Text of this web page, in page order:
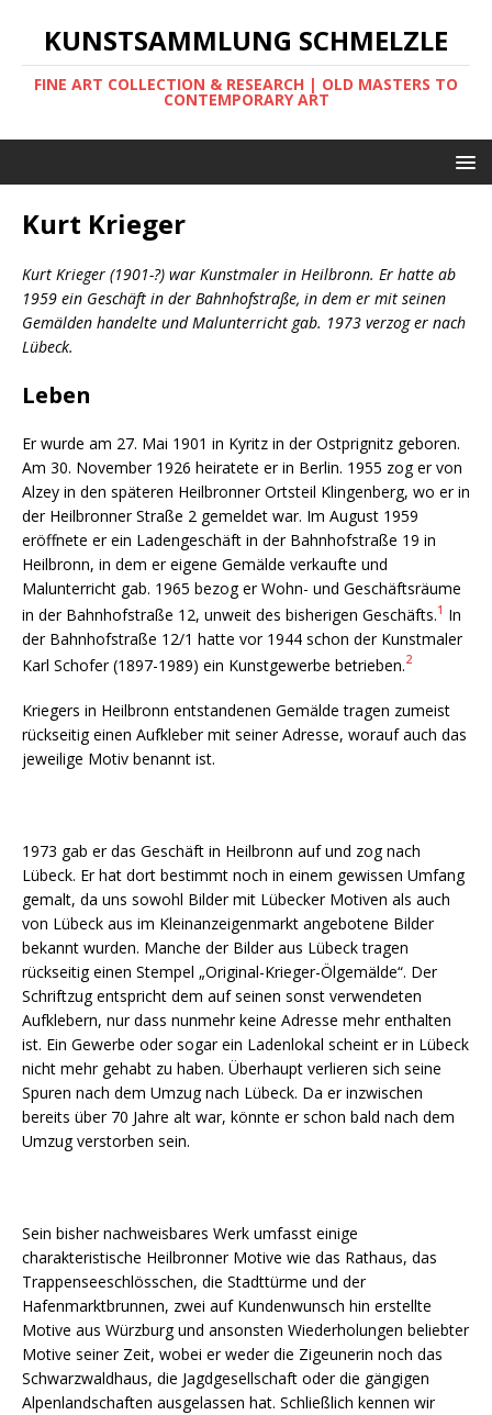
KUNSTSAMMLUNG SCHMELZLE
FINE ART COLLECTION & RESEARCH | OLD MASTERS TO
CONTEMPORARY ART
Kurt Krieger
Kurt Krieger (1901-?) war Kunstmaler in Heilbronn. Er hatte ab
1959 ein Geschäft in der Bahnhofstraße, in dem er mit seinen
Gemälden handelte und Malunterricht gab. 1973 verzog er nach
Lübeck.
Leben
Er wurde am 27. Mai 1901 in Kyritz in der Ostprignitz geboren.
Am 30. November 1926 heiratete er in Berlin. 1955 zog er von
Alzey in den späteren Heilbronner Ortsteil Klingenberg, wo er in
der Heilbronner Straße 2 gemeldet war. Im August 1959
eröffnete er ein Ladengeschäft in der Bahnhofstraße 19 in
Heilbronn, in dem er eigene Gemälde verkaufte und
Malunterricht gab. 1965 bezog er Wohn- und Geschäftsräume
in der Bahnhofstraße 12, unweit des bisherigen Geschäfts.1 In
der Bahnhofstraße 12/1 hatte vor 1944 schon der Kunstmaler
Karl Schofer (1897-1989) ein Kunstgewerbe betrieben.2
Kriegers in Heilbronn entstandenen Gemälde tragen zumeist
rückseitig einen Aufkleber mit seiner Adresse, worauf auch das
jeweilige Motiv benannt ist.
1973 gab er das Geschäft in Heilbronn auf und zog nach
Lübeck. Er hat dort bestimmt noch in einem gewissen Umfang
gemalt, da uns sowohl Bilder mit Lübecker Motiven als auch
von Lübeck aus im Kleinanzeigenmarkt angebotene Bilder
bekannt wurden. Manche der Bilder aus Lübeck tragen
rückseitig einen Stempel „Original-Krieger-Ölgemälde“. Der
Schriftzug entspricht dem auf seinen sonst verwendeten
Aufklebern, nur dass nunmehr keine Adresse mehr enthalten
ist. Ein Gewerbe oder sogar ein Ladenlokal scheint er in Lübeck
nicht mehr gehabt zu haben. Überhaupt verlieren sich seine
Spuren nach dem Umzug nach Lübeck. Da er inzwischen
bereits über 70 Jahre alt war, könnte er schon bald nach dem
Umzug verstorben sein.
Sein bisher nachweisbares Werk umfasst einige
charakteristische Heilbronner Motive wie das Rathaus, das
Trappenseeschlösschen, die Stadttürme und der
Hafenmarktbrunnen, zwei auf Kundenwunsch hin erstellte
Motive aus Würzburg und ansonsten Wiederholungen beliebter
Motive seiner Zeit, wobei er weder die Zigeunerin noch das
Schwarzwaldhaus, die Jagdgesellschaft oder die gängigen
Alpenlandschaften ausgelassen hat. Schließlich kennen wir